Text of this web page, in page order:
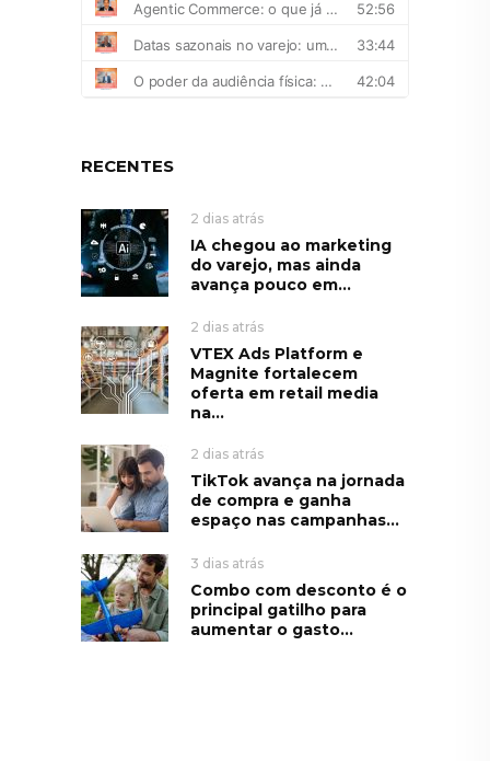
RECENTES
2 dias atrás
IA chegou ao marketing
do varejo, mas ainda
avança pouco em...
2 dias atrás
VTEX Ads Platform e
Magnite fortalecem
oferta em retail media
na...
2 dias atrás
TikTok avança na jornada
de compra e ganha
espaço nas campanhas...
3 dias atrás
Combo com desconto é o
principal gatilho para
aumentar o gasto...